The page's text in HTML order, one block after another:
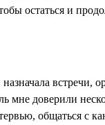
остаться и
встречи,
мне доверили
общаться с